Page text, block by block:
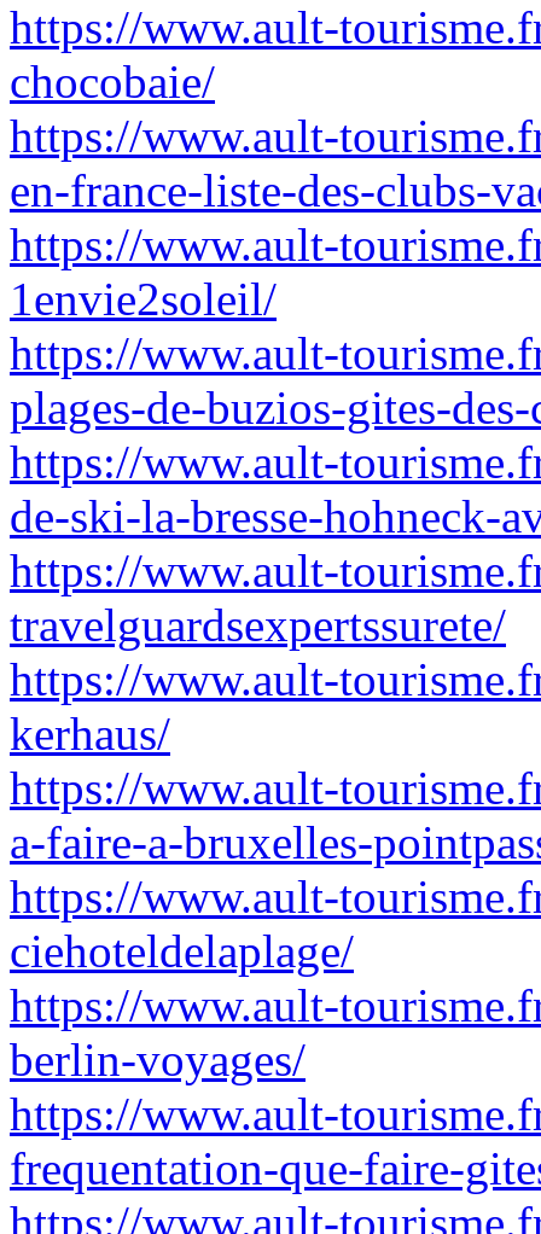
https://www.ault-
chocobaie/
https://www.ault-
en-france-liste-des-clubs-
https://www.ault-
1envie2soleil/
https://www.ault-
plages-de-buzios-gites-des-
https://www.ault-
de-ski-la-bresse-hohneck-
https://www.ault-
travelguardsexpertssurete/
https://www.ault-
kerhaus/
https://www.ault-
a-faire-a-bruxelles-
https://www.ault-
ciehoteldelaplage/
https://www.ault-
berlin-voyages/
https://www.ault-
frequentation-que-faire-
https://www.ault-